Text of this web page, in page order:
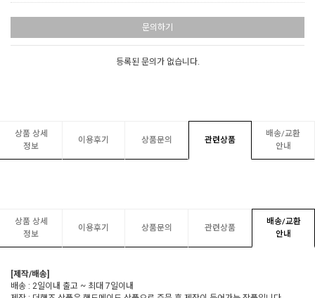
문의하기
등록된 문의가 없습니다.
상품 상세
정보
이용후기 상품문의 관련상품
배송/교환
안내
상품 상세
정보
이용후기 상품문의 관련상품
배송/교환
안내
[제작/배송]
배송 : 2일이내 출고 ~ 최대 7일이내